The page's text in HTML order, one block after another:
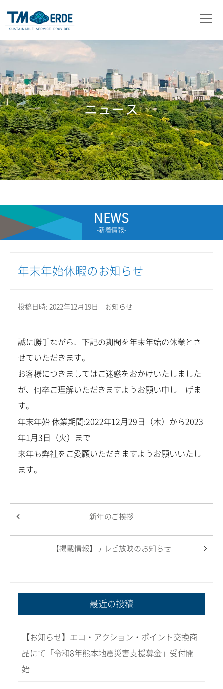
事業内容
取扱製品
ニュース
お問い合わせ
ニュース
NEWS
-新着情報-
年末年始休暇のお知らせ
投稿日時: 2022年12月19日 お知らせ
誠に勝手ながら、下記の期間を年末年始の休業とさ
せていただきます。
お客様につきましてはご迷惑をおかけいたしました
が、何卒ご理解いただきますようお願い申し上げま
す。
年末年始 休業期間:2022年12月29日（木）から2023
年1月3日（火）まで
来年も弊社をご愛顧いただきますようお願いいたし
ます。
新年のご挨拶
【掲載情報】テレビ放映のお知らせ
最近の投稿
【お知らせ】エコ・アクション・ポイント交換商
品にて「令和8年熊本地震災害支援募金」受付開
始